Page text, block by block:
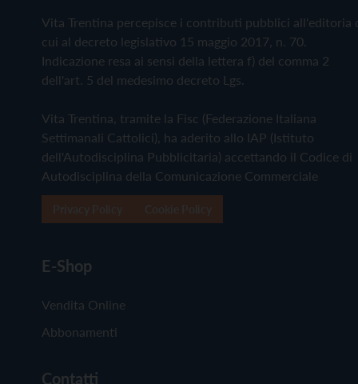
Vita Trentina percepisce i contributi pubblici all'editoria
cui al decreto legislativo 15 maggio 2017, n. 70.
Indicazione resa ai sensi della lettera f) del comma 2
dell'art. 5 del medesimo decreto Lgs.
Vita Trentina, tramite la Fisc (Federazione Italiana
Settimanali Cattolici), ha aderito allo IAP (Istituto
dell'Autodisciplina Pubblicitaria) accettando il Codice di
Autodisciplina della Comunicazione Commerciale
E-Shop
Vendita Online
Abbonamenti
Contatti